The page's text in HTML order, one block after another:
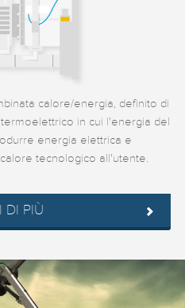
calore/energia, definito di
in cui l'energia del
energia elettrica e
tecnologico all'utente.
DI PIÙ